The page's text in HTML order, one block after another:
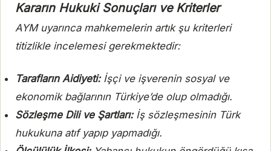
Kararın Hukuki Sonuçları ve Kriterler
AYM uyarınca mahkemelerin artık şu kriterleri
titizlikle incelemesi gerekmektedir:
Tarafların Aidiyeti:İşçi ve işverenin sosyal ve
ekonomik bağlarının Türkiye’de olup olmadığı.
Sözleşme Dili ve Şartları:İş sözleşmesinin Türk
hukukuna atıf yapıp yapmadığı.